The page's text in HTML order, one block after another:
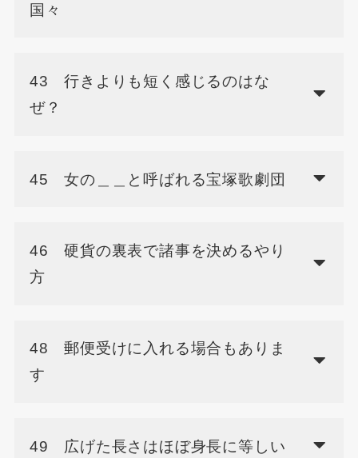
国々
43 行きよりも短く感じるのはな
ぜ？
45 女の＿＿と呼ばれる宝塚歌劇団
46 硬貨の裏表で諸事を決めるやり
方
48 郵便受けに入れる場合もありま
す
49 広げた長さはほぼ身長に等しい